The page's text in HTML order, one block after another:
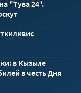
"Тува 24".
в Кызыле
в честь Дня